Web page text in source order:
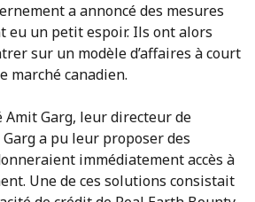
a annoncé des mesures
eu un petit espoir. Ils ont alors
sur un modèle d’affaires à court
marché canadien.
Garg, leur directeur de
Garg a pu leur proposer des
immédiatement accès à
Une de ces solutions consistait